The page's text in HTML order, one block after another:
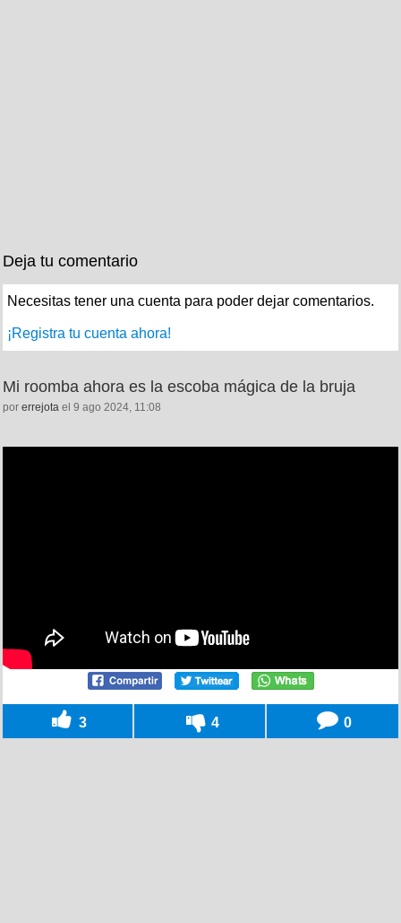
Deja tu comentario
Necesitas tener una cuenta para poder dejar comentarios.
¡Registra tu cuenta ahora!
Mi roomba ahora es la escoba mágica de la bruja
por errejota el 9 ago 2024, 11:08
3 4 0